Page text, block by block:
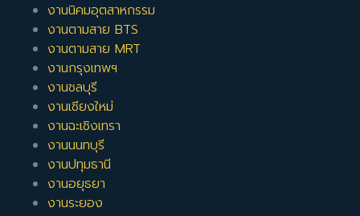
งานนิคมอุตสาหกรรม
งานตามสาย BTS
งานตามสาย MRT
งานกรุงเทพฯ
งานชลบุรี
งานเชียงใหม่
งานฉะเชิงเทรา
งานนนทบุรี
งานปทุมธานี
งานอยุธยา
งานระยอง